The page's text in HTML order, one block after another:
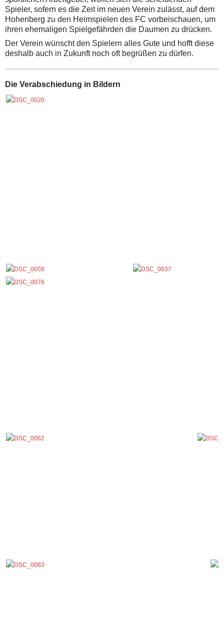
Spieler, sofern es die Zeit im neuen Verein zulässt, auf dem
Hohenberg zu den Heimspielen des FC vorbeischauen, um
ihren ehemaligen Spielgefährden die Daumen zu drücken.
Der Verein wünscht den Spielern alles Gute und hofft diese
deshalb auch in Zukunft noch oft begrüßen zu dürfen.
Die Verabschiedung in Bildern